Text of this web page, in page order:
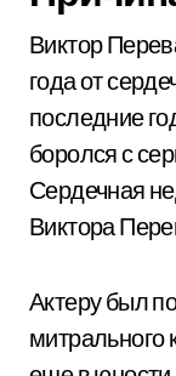
Виктор
года от
последние
боролся с
Сердечная
Виктора
Актеру был
митрального